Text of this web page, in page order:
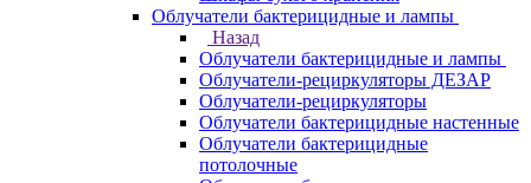
Облучатели бактерицидные и лампы
Назад
Облучатели бактерицидные и лампы
Облучатели-рециркуляторы ДЕЗАР
Облучатели-рециркуляторы
Облучатели бактерицидные настенные
Облучатели бактерицидные
потолочные